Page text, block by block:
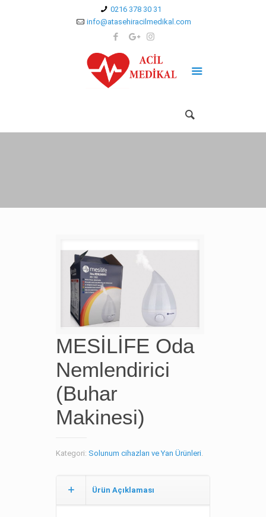
0216 378 30 31
info@atasehiracilmedikal.com
MESİLİFE Oda
Nemlendirici
(Buhar
Makinesi)
Kategori: Solunum cihazları ve Yan Ürünleri
Ürün Açıklaması